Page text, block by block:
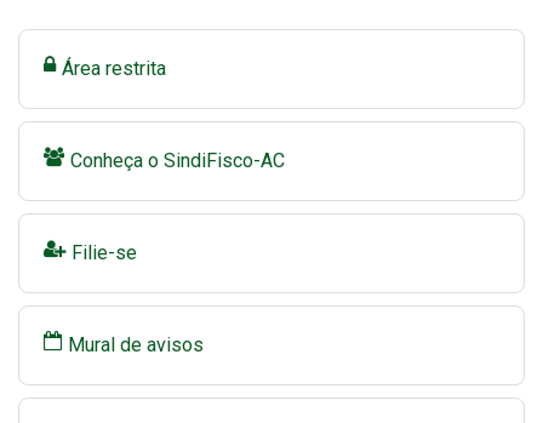
Área restrita
Conheça o SindiFisco-AC
Filie-se
Mural de avisos